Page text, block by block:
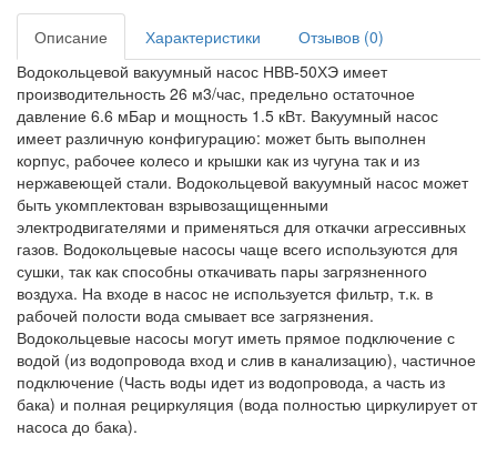
Описание Характеристики
Отзывов (0)
Водокольцевой вакуумный насос НВВ-50ХЭ имеет
производительность 26 м3/час, предельно остаточное
давление 6.6 мБар и мощность 1.5 кВт. Вакуумный насос
имеет различную конфигурацию: может быть выполнен
корпус, рабочее колесо и крышки как из чугуна так и из
нержавеющей стали. Водокольцевой вакуумный насос может
быть укомплектован взрывозащищенными
электродвигателями и применяться для откачки агрессивных
газов. Водокольцевые насосы чаще всего используются для
сушки, так как способны откачивать пары загрязненного
воздуха. На входе в насос не используется фильтр, т.к. в
рабочей полости вода смывает все загрязнения.
Водокольцевые насосы могут иметь прямое подключение с
водой (из водопровода вход и слив в канализацию), частичное
подключение (Часть воды идет из водопровода, а часть из
бака) и полная рециркуляция (вода полностью циркулирует от
насоса до бака).